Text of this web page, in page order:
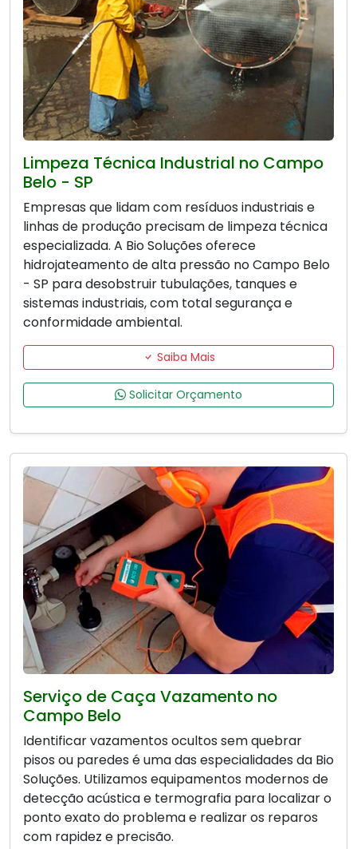
Limpeza Técnica Industrial no Campo
Belo - SP
Empresas que lidam com resíduos industriais e
linhas de produção precisam de limpeza técnica
especializada. A Bio Soluções oferece
hidrojateamento de alta pressão no Campo Belo
- SP para desobstruir tubulações, tanques e
sistemas industriais, com total segurança e
conformidade ambiental.
Saiba Mais
Solicitar Orçamento
Serviço de Caça Vazamento no
Campo Belo
Identificar vazamentos ocultos sem quebrar
pisos ou paredes é uma das especialidades da Bio
Soluções. Utilizamos equipamentos modernos de
detecção acústica e termografia para localizar o
ponto exato do problema e realizar os reparos
com rapidez e precisão.